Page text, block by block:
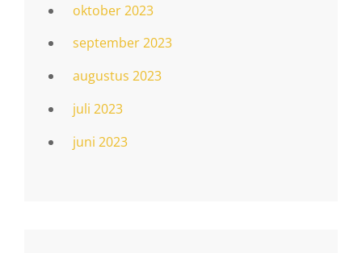
oktober 2023
september 2023
augustus 2023
juli 2023
juni 2023